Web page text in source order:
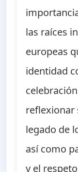
las raíces
europeas
identidad
reflexionar
legado de
así como
y el